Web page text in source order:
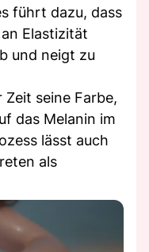
führt dazu, dass
Elastizität
und neigt zu
seine Farbe,
das Melanin im
lässt auch
als